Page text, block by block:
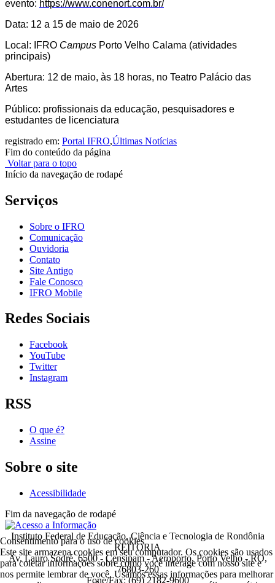
evento: https://www.conenort.com.br/
Data: 12 a 15 de maio de 2026
Local: IFRO Campus Porto Velho Calama (atividades
principais)
Abertura: 12 de maio, às 18 horas, no Teatro Palácio das
Artes
Público: profissionais da educação, pesquisadores e
estudantes de licenciatura
registrado em: Portal IFRO,Últimas Notícias
Fim do conteúdo da página
Voltar para o topo
Início da navegação de rodapé
Serviços
Sobre o IFRO
Comunicação
Ouvidoria
Contato
Site Antigo
Fale Conosco
IFRO Mobile
Redes Sociais
Facebook
YouTube
Twitter
Instagram
RSS
O que é?
Assine
Sobre o site
Acessibilidade
Fim da navegação de rodapé
Instituto Federal de Educação, Ciência e Tecnologia de Rondônia
REITORIA
Av. Lauro Sodré, 6500 - Censipam - Aeroporto, Porto Velho - RO,
76803-260
Fone/Fax: (69) 2182-9600
Consentimento para o uso de cookies
Este site armazena cookies em seu computador. Os cookies são usados
para coletar informações sobre como você interage com nosso site e
nos permite lembrar de você. Usamos essas informações para melhorar